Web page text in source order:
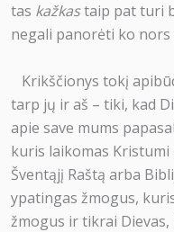
tas kažkastaip pat turi
negali panorėti ko
Krikščionys tokį
tarp jų ir aš – tiki, kad
apie save mums
kuris laikomas
Šventąjį Raštą arba
ypatingas žmogus,
žmogus ir tikrai